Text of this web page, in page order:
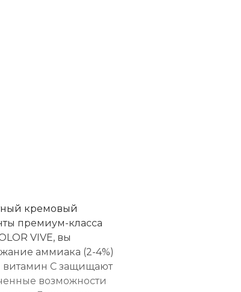
кремовый
премиум-класса
VIVE, вы
аммиака (2-4%)
витамин C защищают
возможности